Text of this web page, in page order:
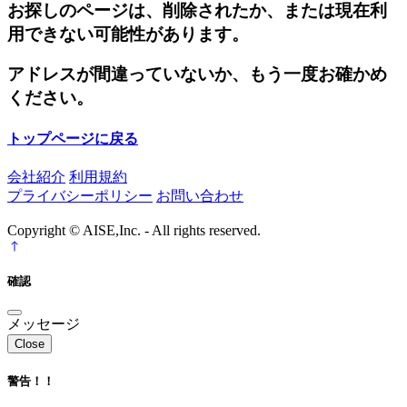
お探しのページは、削除されたか、または現在利
用できない可能性があります。
アドレスが間違っていないか、もう一度お確かめ
ください。
トップページに戻る
会社紹介 利用規約
プライバシーポリシー お問い合わせ
Copyright © AISE,Inc. - All rights reserved.
確認
メッセージ
Close
警告！！